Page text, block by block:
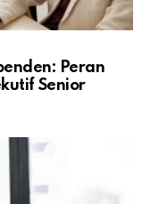
Peran
Senior